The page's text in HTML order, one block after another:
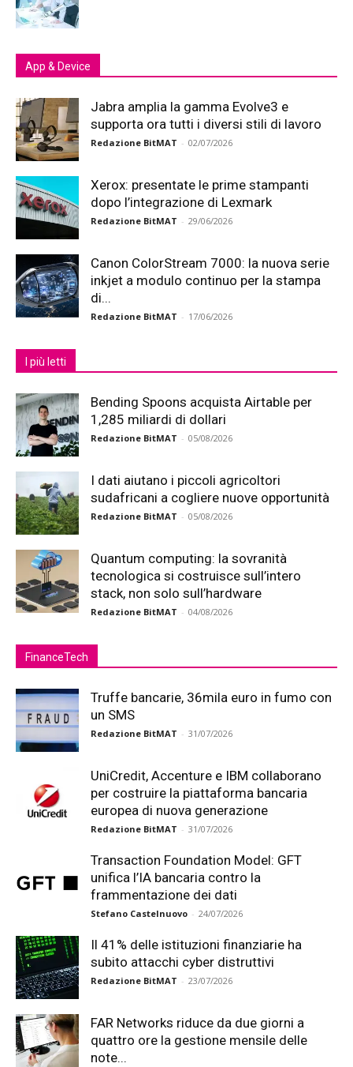
App & Device
Jabra amplia la gamma Evolve3 e
supporta ora tutti i diversi stili di lavoro
Redazione BitMAT - 02/07/2026
Xerox: presentate le prime stampanti
dopo l’integrazione di Lexmark
Redazione BitMAT - 29/06/2026
Canon ColorStream 7000: la nuova serie
inkjet a modulo continuo per la stampa
di...
Redazione BitMAT - 17/06/2026
I più letti
Bending Spoons acquista Airtable per
1,285 miliardi di dollari
Redazione BitMAT - 05/08/2026
I dati aiutano i piccoli agricoltori
sudafricani a cogliere nuove opportunità
Redazione BitMAT - 05/08/2026
Quantum computing: la sovranità
tecnologica si costruisce sull’intero
stack, non solo sull’hardware
Redazione BitMAT - 04/08/2026
FinanceTech
Truffe bancarie, 36mila euro in fumo con
un SMS
Redazione BitMAT - 31/07/2026
UniCredit, Accenture e IBM collaborano
per costruire la piattaforma bancaria
europea di nuova generazione
Redazione BitMAT - 31/07/2026
Transaction Foundation Model: GFT
unifica l’IA bancaria contro la
frammentazione dei dati
Stefano Castelnuovo - 24/07/2026
Il 41% delle istituzioni finanziarie ha
subito attacchi cyber distruttivi
Redazione BitMAT - 23/07/2026
FAR Networks riduce da due giorni a
quattro ore la gestione mensile delle
note...